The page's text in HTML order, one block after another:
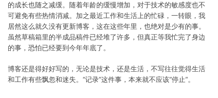
的成长也随之减缓。随着年龄的缓慢增加，对于技术的敏感度也不
可避免有些热情消减。加之最近工作和生活上的忙碌，一转眼，我
居然这么就久没有更新博客，这在这些年里，也绝对是少有的事。
虽然草稿箱里的半成品稿件已经堆了许多，但真正等我忙完了身边
的事，恐怕已经要到今年年底了。
博客还是得好好写的，无论是技术，还是生活，不写往往觉得生活
和工作有些飘忽和迷失。“记录”这件事，本来就不应该“停止”。